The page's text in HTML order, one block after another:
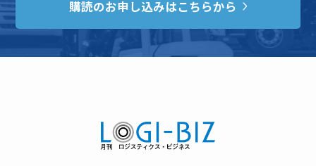
購読のお申し込みはこちらから